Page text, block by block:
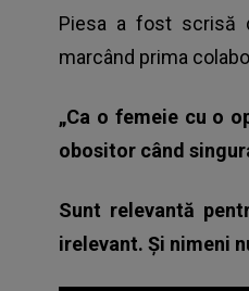
Piesa a fost scrisă
marcând prima
„Ca o femeie cu o
obositor când
Sunt relevantă
irelevant. Și nimeni